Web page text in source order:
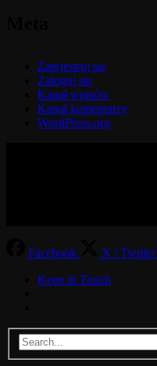
Zarejestruj się
Zaloguj się
Kanał wpisów
Kanał komentarzy
WordPress.org
Facebook X / Twitter
Keep in Touch